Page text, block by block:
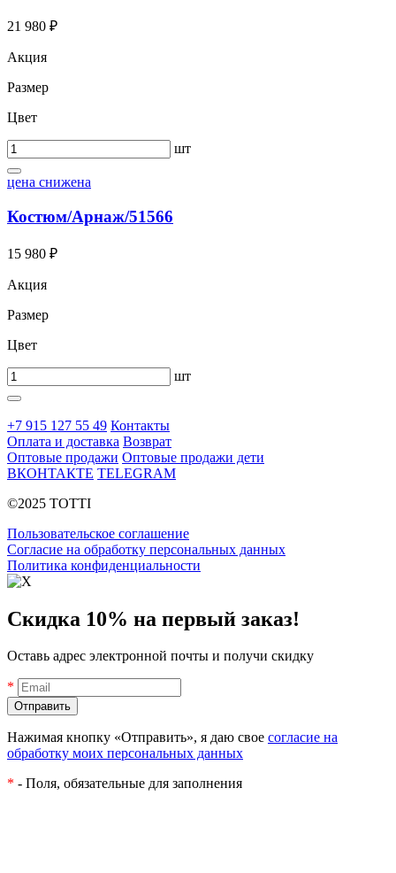
21 980 ₽
Акция
Размер
Цвет
шт
цена снижена
Костюм/Арнаж/51566
15 980 ₽
Акция
Размер
Цвет
шт
+7 915 127 55 49 Контакты
Оплата и доставка Возврат
Оптовые продажи Оптовые продажи дети
ВКОНТАКТЕ TELEGRAM
©2025 TOTTI
Пользовательское соглашение
Согласие на обработку персональных данных
Политика конфиденциальности
Скидка 10% на первый заказ!
Оставь адрес электронной почты и получи скидку
*
Нажимая кнопку «Отправить», я даю свое согласие на
обработку моих персональных данных
* - Поля, обязательные для заполнения